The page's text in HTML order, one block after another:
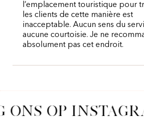
l’emplacement touristique pour
les clients de cette manière est
inacceptable. Aucun sens du
aucune courtoisie. Je ne
absolument pas cet endroit.
ONS OP